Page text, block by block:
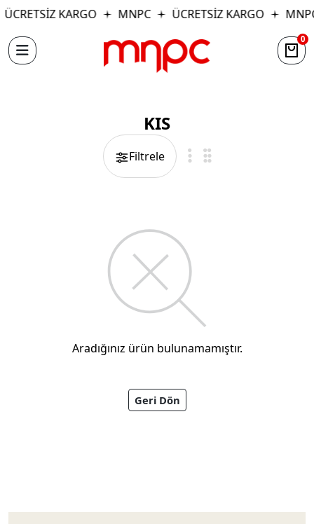
ÜCRETSİZ KARGO MNPC ÜCRETSİZ KARGO
0
KIS
Filtrele
Aradığınız ürün bulunamamıştır.
Geri Dön